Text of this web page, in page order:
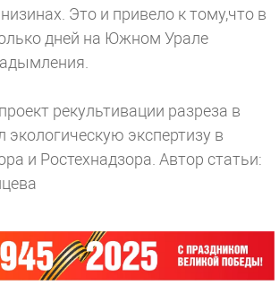
Это и привело к тому,что в
дней на Южном Урале
рекультивации разреза в
экспертизу в
и Ростехнадзора. Автор статьи: